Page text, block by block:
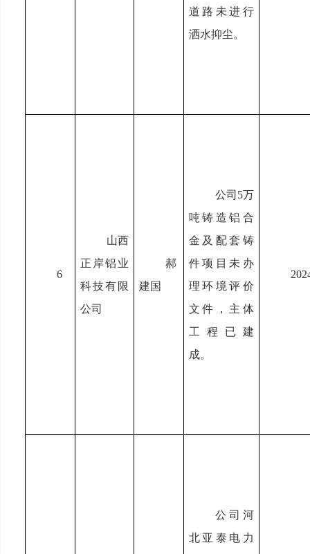
道路未进行
洒水抑尘。
6
山西
正岸铝业
科技有限
公司
郝
建国
公司5万
吨铸造铝合
金及配套铸
件项目未办
理环境评价
文件，主体
工程已建
成。
公司河
北亚泰电力